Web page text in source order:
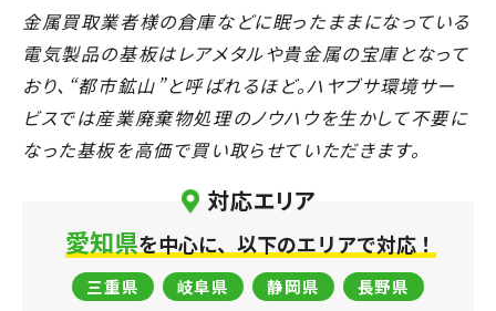
0564-54-2123
営業時間 8:00-17:00
メールでお問い合わせ
LINEでお問い合わせ
金属買取業者様の倉庫などに眠ったままになっている
電気製品の基板はレアメタルや貴金属の宝庫となって
おり、“都市鉱山”と呼ばれるほど。ハヤブサ環境サー
ビスでは産業廃棄物処理のノウハウを生かして不要に
なった基板を高価で買い取らせていただきます。
対応エリア
愛知県を中心に、以下のエリアで対応！
三重県 岐阜県 静岡県 長野県